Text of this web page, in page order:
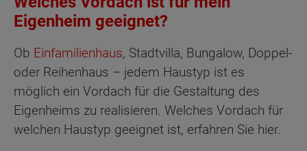
Eigenheim geeignet?
Ob Einfamilienhaus, Stadtvilla, Bungalow, Doppel-
oder Reihenhaus – jedem Haustyp ist es
möglich ein Vordach für die Gestaltung des
Eigenheims zu realisieren. Welches Vordach für
welchen Haustyp geeignet ist, erfahren Sie hier.